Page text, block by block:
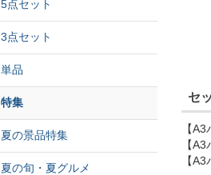
セ
【
【
【
5点セット
3点セット
単品
特集
夏の景品特集
夏の旬・夏グルメ